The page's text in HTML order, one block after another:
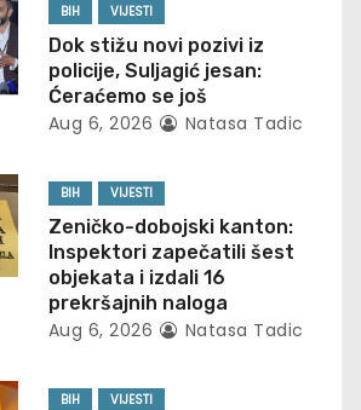
BIH VIJESTI
Dok stižu novi pozivi iz
policije, Suljagić jesan:
Ćeraćemo se još
Aug 6, 2026 Natasa Tadic
BIH VIJESTI
Zeničko-dobojski kanton:
Inspektori zapečatili šest
objekata i izdali 16
prekršajnih naloga
Aug 6, 2026 Natasa Tadic
BIH VIJESTI